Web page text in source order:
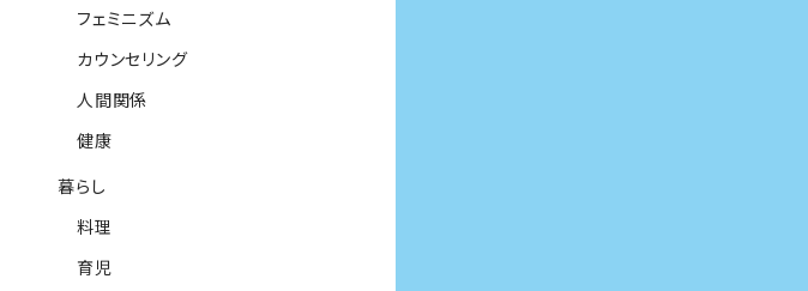
フェミニズム
カウンセリング
人間関係
健康
暮らし
料理
育児